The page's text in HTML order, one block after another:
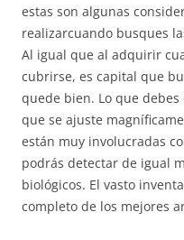
estas son algunas
realizarcuando busques
Al igual que al adquirir
cubrirse, es capital que
quede bien. Lo que
que se ajuste
están muy involucradas
podrás detectar de igual
biológicos. El vasto
completo de los mejores